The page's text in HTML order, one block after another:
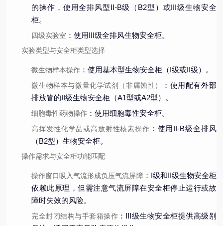
的操作，使用全排风型II-B级（B2型）或III级生物安全
柜。
四级实验室 ：使用III级全排风生物安全柜。
实验类型与安全柜类型选择
微生物样本操作 ：使用基本型生物安全柜（I级或II级）。
微生物样本与微量化学试剂（非腐蚀性）
：使用配有外部
排放管的II级生物安全柜（A1型或A2型）。
细胞毒性药物操作 ：使用细胞毒性安全柜。
高挥发性化学品或高放射性核素操作 ：使用II-B级全排风
（B2型）生物安全柜。
操作需求与安全柜功能匹配
操作窗口吸入气流形成负压气流屏障：I级和II级生物安全柜
依赖此原理，但需注意气流屏障在安全柜停止运行或故
障时失效的风险。
完全封闭结构与手套箱操作 ：III级生物安全柜提供高级别